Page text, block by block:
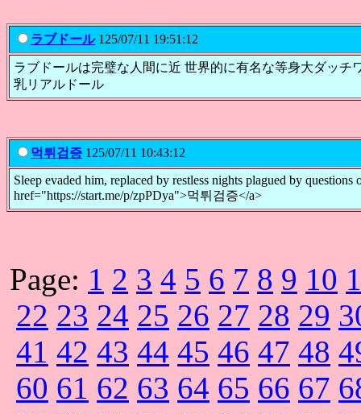
ラブドール125/07/11 19:51:12
ラブドールは完璧な人間に近 世界的に有名な等身大ダッ
乳リアルドール
먹튀검증 125/07/11 10:43:12
Sleep evaded him, replaced by restless nights plagued by
href="https://start.me/p/zpPDya">먹튀검증</a>
Page: 1 2 3 4 5 6 7 8 9 10
22 23 24 25 26 27 28 29
41 42 43 44 45 46 47 48
60 61 62 63 64 65 66 67